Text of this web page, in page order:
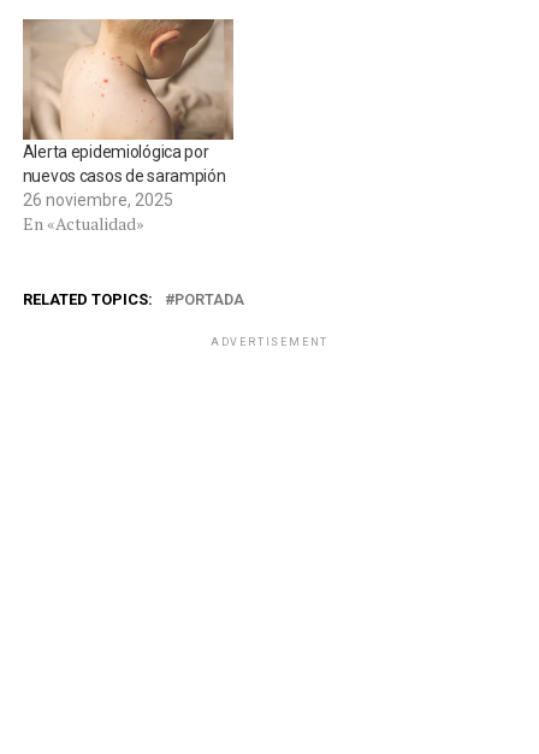
Alerta epidemiológica por
nuevos casos de sarampión
26 noviembre, 2025
En «Actualidad»
RELATED TOPICS: PORTADA
ADVERTISEMENT